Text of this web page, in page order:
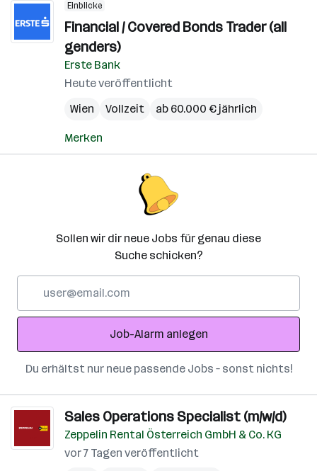
Einblicke
Financial / Covered Bonds Trader (all
genders)
Erste Bank
Heute veröffentlicht
Wien
Vollzeit ab 60.000 € jährlich
Merken
Sollen wir dir neue Jobs für genau diese
Suche schicken?
Adresse
Job-Alarm anlegen
Du erhältst nur neue passende Jobs – sonst nichts!
Sales Operations Specialist (m/w/d)
Zeppelin Rental Österreich GmbH & Co. KG
vor 7 Tagen veröffentlicht